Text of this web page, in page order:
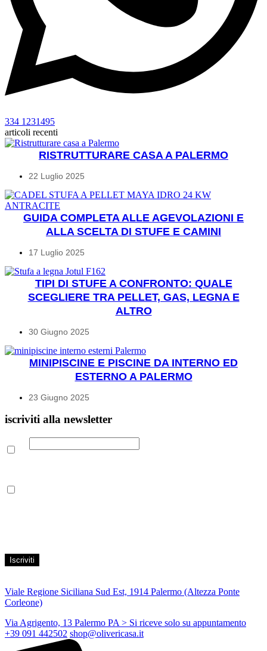
334 1231495
articoli recenti
RISTRUTTURARE CASA A PALERMO
22 Luglio 2025
GUIDA COMPLETA ALLE AGEVOLAZIONI E
ALLA SCELTA DI STUFE E CAMINI
17 Luglio 2025
TIPI DI STUFE A CONFRONTO: QUALE
SCEGLIERE TRA PELLET, GAS, LEGNA E
ALTRO
30 Giugno 2025
MINIPISCINE E PISCINE DA INTERNO ED
ESTERNO A PALERMO
23 Giugno 2025
iscriviti alla newsletter
Viale Regione Siciliana Sud Est, 1914 Palermo (Altezza Ponte
Corleone)
Via Agrigento, 13 Palermo PA > Si riceve solo su appuntamento
+39 091 442502 shop@olivericasa.it